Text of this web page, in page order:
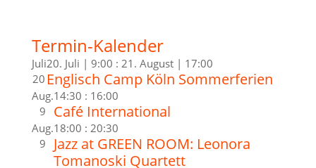
Termin-Kalender
Juli
20
20. Juli | 9:00 : 21. August | 17:00
Englisch Camp Köln Sommerferien
Aug.
9
14:30 : 16:00
Café International
Aug.
9
18:00 : 20:30
Jazz at GREEN ROOM: Leonora
Tomanoski Quartett